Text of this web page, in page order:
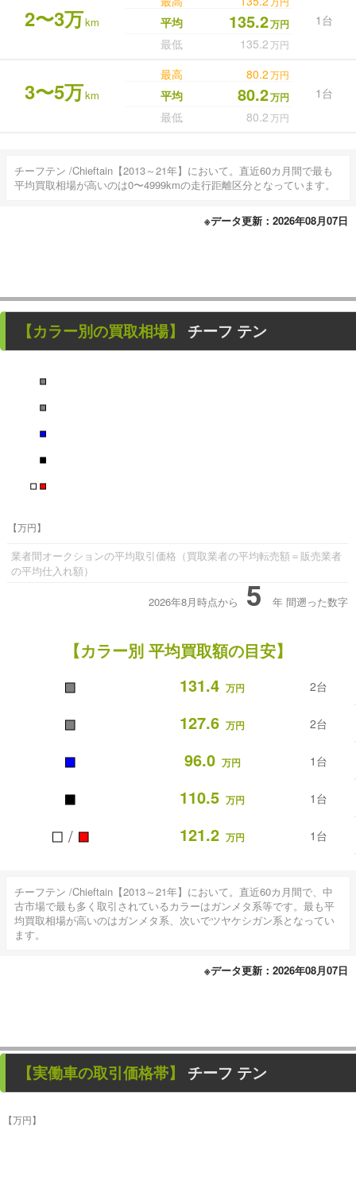
2〜3万km 1台
平均 135.2万円
最低 135.2万円
3〜5万km
最高 80.2万円
1台
平均 80.2万円
最低 80.2万円
チーフテン /Chieftain【2013～21年】において。直近60カ月間で最も
平均買取相場が高いのは0〜4999kmの走行距離区分となっています。
※データ更新：2026年08月07日
【カラー別の買取相場】 チーフ テン
■
■
■
■
■ ■
【万円】
業者間オークションの平均取引価格（買取業者の平均転売額＝販売業者
の平均仕入れ額）
2026年8月時点から 5 年 間遡った数字
【カラー別 平均買取額の目安】
■ 131.4 万円 2台
■ 127.6 万円 2台
■ 96.0 万円 1台
■ 110.5 万円 1台
■ / ■ 121.2 万円 1台
チーフテン /Chieftain【2013～21年】において。直近60カ月間で、中
古市場で最も多く取引されているカラーはガンメタ系等です。最も平
均買取相場が高いのはガンメタ系、次いでツヤケシガン系となってい
ます。
※データ更新：2026年08月07日
【実働車の取引価格帯】 チーフ テン
【万円】